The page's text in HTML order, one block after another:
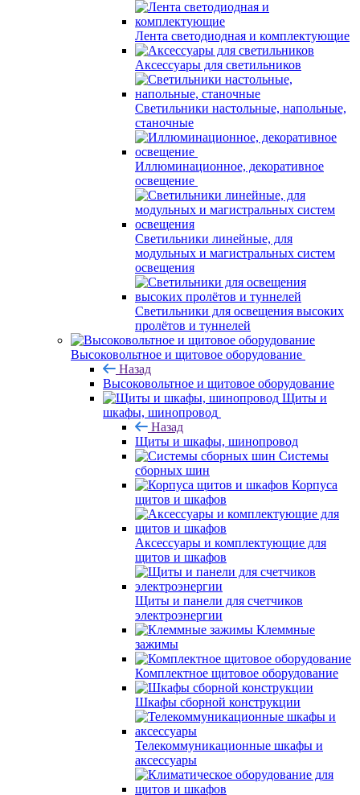
Лента светодиодная и комплектующие
Аксессуары для светильников
Светильники настольные, напольные,
станочные
Иллюминационное, декоративное
освещение
Светильники линейные, для
модульных и магистральных систем
освещения
Светильники для освещения высоких
пролётов и туннелей
Высоковольтное и щитовое оборудование
Назад
Высоковольтное и щитовое оборудование
Щиты и
шкафы, шинопровод
Назад
Щиты и шкафы, шинопровод
Системы
сборных шин
Корпуса
щитов и шкафов
Аксессуары и комплектующие для
щитов и шкафов
Щиты и панели для счетчиков
электроэнергии
Клеммные
зажимы
Комплектное щитовое оборудование
Шкафы сборной конструкции
Телекоммуникационные шкафы и
аксессуары